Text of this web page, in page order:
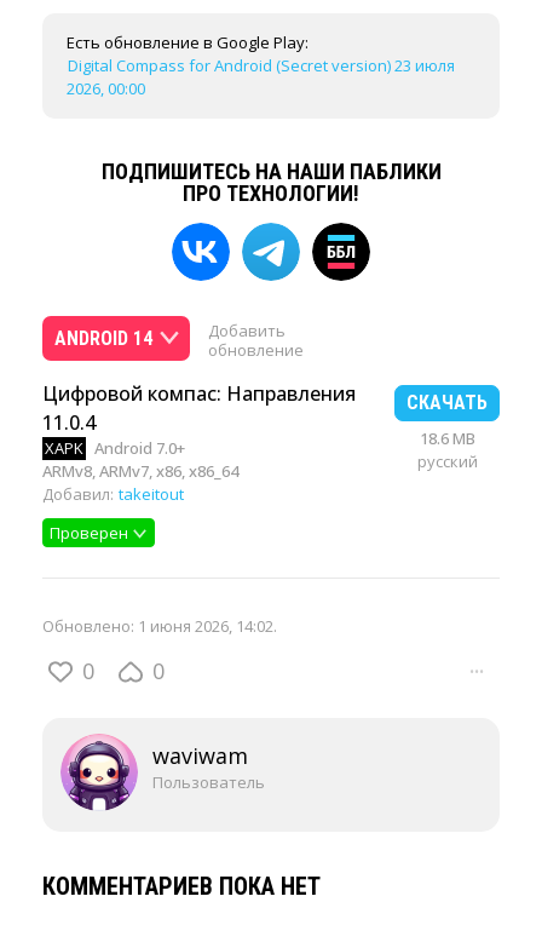
Есть обновление в Google Play:
Digital Compass for Android (Secret version) 23 июля
2026, 00:00
ПОДПИШИТЕСЬ НА НАШИ ПАБЛИКИ
ПРО ТЕХНОЛОГИИ!
ANDROID 14
Добавить
обновление
Цифровой компас: Направления
11.0.4
XAPK Android 7.0+
ARMv8, ARMv7, x86, x86_64
Добавил: takeitout
Проверен
СКАЧАТЬ
18.6 MB
русский
Обновлено: 1 июня 2026, 14:02.
0 0 ···
waviwam
Пользователь
КОММЕНТАРИЕВ ПОКА НЕТ